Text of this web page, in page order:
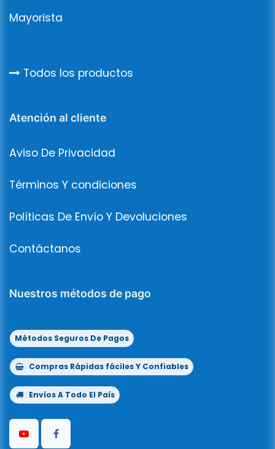
Mayorista
Todos los productos
Atención al cliente
Aviso De Privacidad
Términos Y condiciones
Políticas De Envío Y Devoluciones
Contáctanos
Nuestros métodos de pago
Métodos Seguros De Pagos
Compras Rápidas fáciles Y Confiables
Envíos A Todo El País